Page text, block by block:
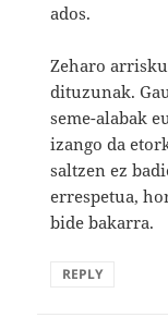
ados.
Zeharo
dituzunak.
seme-alabak
izango da
saltzen ez
errespetua,
bide bakarra.
REPLY